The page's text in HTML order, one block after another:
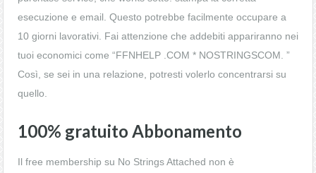
esecuzione e email. Questo potrebbe facilmente occupare a
10 giorni lavorativi. Fai attenzione che addebiti appariranno nei
tuoi economici come “FFNHELP .COM * NOSTRINGSCOM. ”
Così, se sei in una relazione, potresti volerlo concentrarsi su
quello.
100% gratuito Abbonamento
Il free membership su No Strings Attached non è